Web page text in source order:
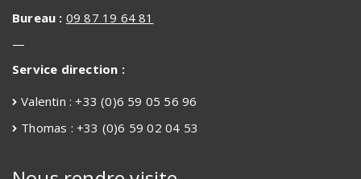
Bureau : 09 87 19 64 81
—
Service direction :
Valentin : +33 (0)6 59 05 56 96
Thomas : +33 (0)6 59 02 04 53